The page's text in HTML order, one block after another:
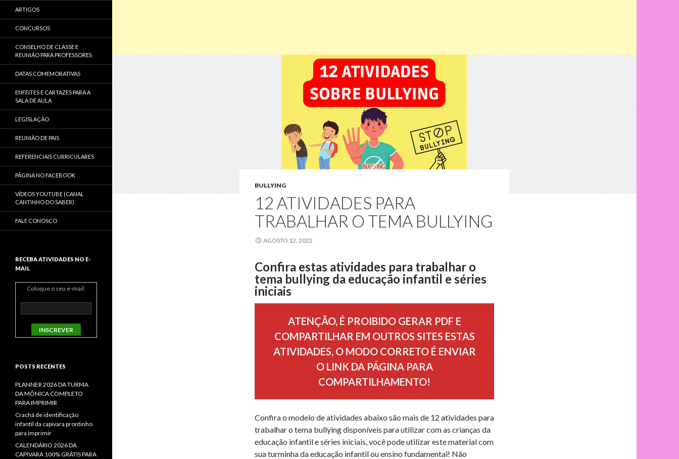
BULLYING
12 ATIVIDADES PARA
TRABALHAR O TEMA BULLYING
AGOSTO 12, 2022
Confira estas atividades para trabalhar o
tema bullying da educação infantil e séries
iniciais
ATENÇÃO, É PROIBIDO GERAR PDF E
COMPARTILHAR EM OUTROS SITES ESTAS
ATIVIDADES, O MODO CORRETO É ENVIAR
O LINK DA PÁGINA PARA
COMPARTILHAMENTO!
Confira o modelo de atividades abaixo são mais de 12 atividades para
trabalhar o tema bullying disponíveis para utilizar com as crianças da
educação infantil e séries iniciais, você pode utilizar este material com
sua turminha da educação infantil ou ensino fundamental! Não
ARTIGOS
CONCURSOS
CONSELHO DE CLASSE E
REUNIÃO PARA PROFESSORES
DATAS COMEMORATIVAS
ENFEITES E CARTAZES PARA A
SALA DE AULA
LEGISLAÇÃO
REUNIÃO DE PAIS
REFERENCIAIS CURRICULARES
PÁGINA NO FACEBOOK
VÍDEOS YOUTUBE (CANAL
CANTINHO DO SABER)
FALE CONOSCO
RECEBA ATIVIDADES NO E-
MAIL
Coloque o seu e-mail:
POSTS RECENTES
PLANNER 2026 DA TURMA
DA MÔNICA COMPLETO
PARA IMPRIMIR
Crachá de identificação
infantil da capivara prontinho
para imprimir
CALENDÁRIO 2026 DA
CAPIVARA 100% GRÁTIS PARA